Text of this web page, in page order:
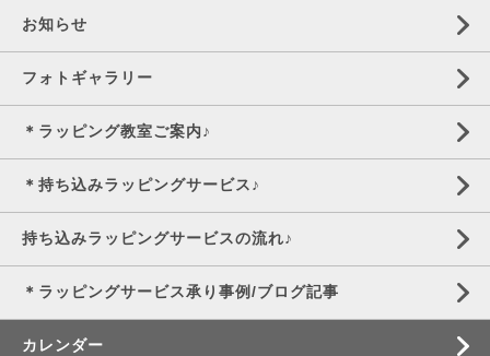
お知らせ
フォトギャラリー
＊ラッピング教室ご案内♪
＊持ち込みラッピングサービス♪
持ち込みラッピングサービスの流れ♪
＊ラッピングサービス承り事例/ブログ記事
カレンダー